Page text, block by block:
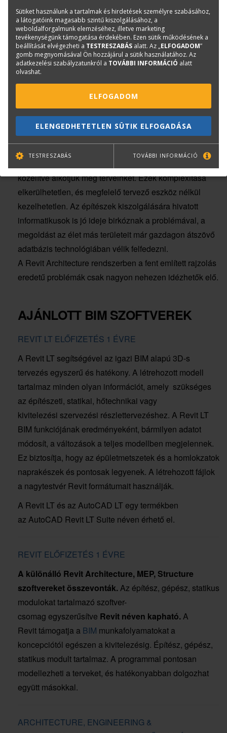
bevált módszerekkel eltusolják, hogy minél kevesebb
állásidő és veszteség sújtsa Őket. A tervezőkhöz sajnos
csak a festhető szilóval, PUR-habbal, vésés-fúrás-
faragással, elfedő szerkezettel meg nem oldható esetek
kerülnek vissza, problémakezelésül pedig komoly
fejtörést okoz.
Tervezzünk, számoljon a gép
A számítógépes tervezésnek akkor van igazán értelme,
ha pontosan és a valóságot szükséges mértékben
közelítve alkotjuk meg terveinket. Ezek komplexitása
elkerülhetetlen, és megfelelő tervező eszköz nélkül
kezelhetetlen. Az építészek kiszolgálására hivatott
informatikusok is jó ideje birkóznak a problémával, a
megoldást az élet más területeit már gazdagon átszövő
adatbázis technológiában vélik felfedezni.
A Revit Architecture rendszerben a fent említett rajzolás
eredetű problémák csak nagyon nehezen idézhetők elő.
AJÁNLOTT BIM SZOFTVEREK
REVIT LT ELŐFIZETÉS 1 ÉVRE
A Revit LT segítségével az igazi BIM alapú 3D-s
tervezés egyszerű és hatékony. A létrehozott modell
tartalmaz minden olyan információt, amely szükséges
az építészeti, statikai, hőtechnikai vagy
kivitelezési szervezési részlettervezéshez. A Revit LT
BIM funkciójának eredményeként, bármilyen adatot
módosít, a változások a teljes modellben megjelennek.
Ez biztosítja, hogy az épületmetszetek és a homlokzatok
naprakészek és pontosak legyenek. A létrehozott fájlok
a nagytestvér Revit formátumait használják.
A Revit LT és az AutoCAD LT egy termékben
az AutoCAD Revit LT Suite néven érhető el.
REVIT ELŐFIZETÉS 1 ÉVRE
A különálló Revit Architecture, MEP, Structure
szoftvereket összevonták.Az építész, gépész, statikus
modulokat tartalmazó szoftver-
csomag egyszerűsítve Revit néven kapható.A
Revit támogatja a BIM munkafolyamatokat a
koncepciótól egészen a kivitelezésig. Építész, gépész,
statikus modult tartalmaz. A programmal pontosan
modellezheti a terveket, és hatékonyabban dolgozhat
együtt másokkal.
ARCHITECTURE, ENGINEERING &
Sütiket használunk a tartalmak és hirdetések személyre szabásához,
a látogatóink magasabb szintű kiszolgálásához, a
weboldalforgalmunk elemzéséhez, illetve marketing
tevékenységünk támogatása érdekében. Ezen sütik működésének a
beállítását elvégezheti a TESTRESZABÁS alatt. Az „ELFOGADOM”
gomb megnyomásával Ön hozzájárul a sütik használatához. Az
adatkezelési szabályzatunkról a TOVÁBBI INFORMÁCIÓ alatt
olvashat.
ELFOGADOM
ELENGEDHETETLEN SÜTIK ELFOGADÁSA
TESTRESZABÁS TOVÁBBI INFORMÁCIÓ